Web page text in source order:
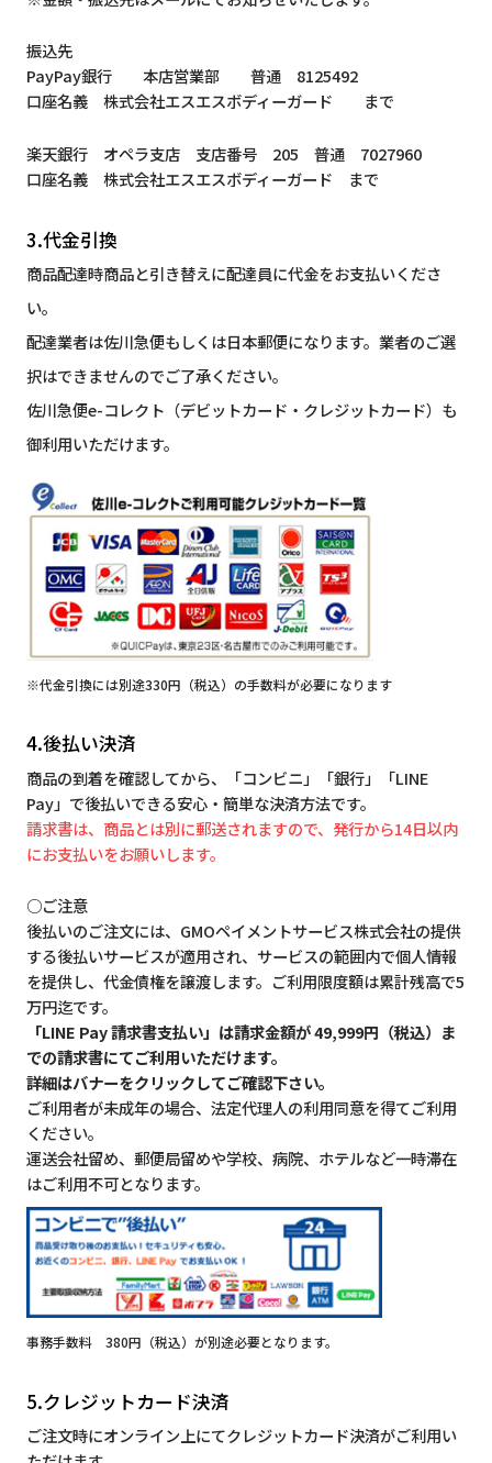
振込先
PayPay銀行 本店営業部 普通 8125492
口座名義 株式会社エスエスボディーガード まで
楽天銀行 オペラ支店 支店番号 205 普通 7027960
口座名義 株式会社エスエスボディーガード まで
3.代金引換
商品配達時商品と引き替えに配達員に代金をお支払いくださ
い。
配達業者は佐川急便もしくは日本郵便になります。業者のご選
択はできませんのでご了承ください。
佐川急便e-コレクト（デビットカード・クレジットカード）も
御利用いただけます。
※代金引換には別途330円（税込）の手数料が必要になります
4.後払い決済
商品の到着を確認してから、「コンビニ」「銀行」「LINE
Pay」で後払いできる安心・簡単な決済方法です。
請求書は、商品とは別に郵送されますので、発行から14日以内
にお支払いをお願いします。
○ご注意
後払いのご注文には、GMOペイメントサービス株式会社の提供
する後払いサービスが適用され、サービスの範囲内で個人情報
を提供し、代金債権を譲渡します。ご利用限度額は累計残高で5
万円迄です。
「LINE Pay 請求書支払い」は請求金額が 49,999円（税込）ま
での請求書にてご利用いただけます。
詳細はバナーをクリックしてご確認下さい。
ご利用者が未成年の場合、法定代理人の利用同意を得てご利用
ください。
運送会社留め、郵便局留めや学校、病院、ホテルなど一時滞在
はご利用不可となります。
事務手数料 380円（税込）が別途必要となります。
5.クレジットカード決済
ご注文時にオンライン上にてクレジットカード決済がご利用い